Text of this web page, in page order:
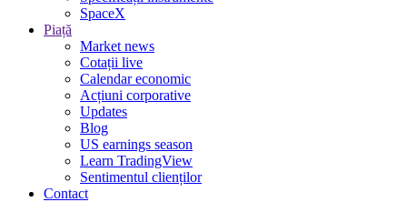
SpaceX
Piață
Market news
Cotații live
Calendar economic
Acțiuni corporative
Updates
Blog
US earnings season
Learn TradingView
Sentimentul clienților
Contact